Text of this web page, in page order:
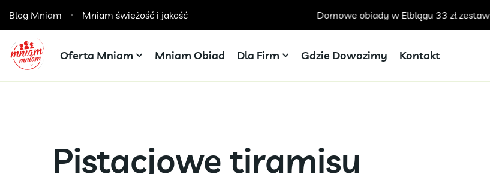
Blog Mniam Mniam świeżość i jakość
Catering dla szkół, przedszkoli i żłobków Domowe obiady w Elblągu 33 zł zestaw
Oferta Mniam Mniam Obiad Dla Firm Gdzie Dowozimy Kontakt
Pistacjowe tiramisu